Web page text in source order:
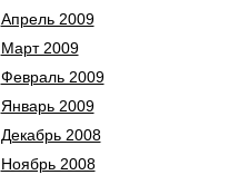
Апрель 2009
Март 2009
Февраль 2009
Январь 2009
Декабрь 2008
Ноябрь 2008